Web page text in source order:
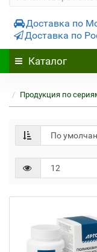
Доставка по
Доставка по
Каталог
Продукция по